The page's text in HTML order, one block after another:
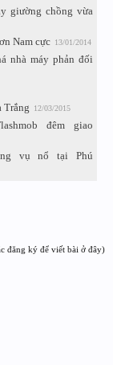
giường chồng vừa
Nam cực 13/01/2014
nhà máy phản đối
Trắng 12/03/2015
đêm giao
vụ nổ tại Phú
đăng ký để viết bài ở đây)